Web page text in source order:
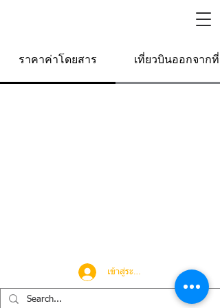
ราคาค่าโดยสาร เที่ยวบินออกจากที่นี่
เข้าสู่ระบบ